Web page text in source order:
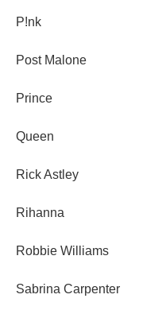
P!nk
Post Malone
Prince
Queen
Rick Astley
Rihanna
Robbie Williams
Sabrina Carpenter